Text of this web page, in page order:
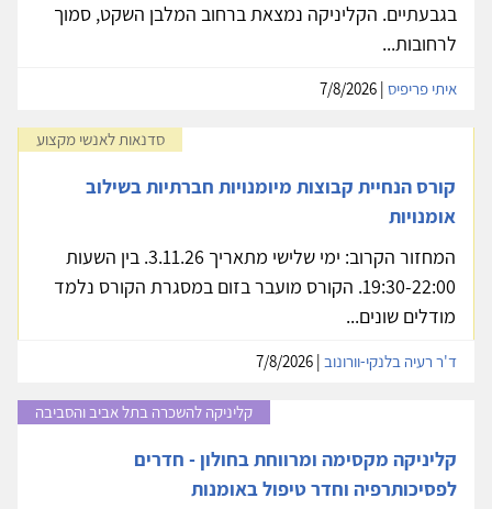
בגבעתיים. הקליניקה נמצאת ברחוב המלבן השקט, סמוך
לרחובות...
איתי פריפיס
סדנאות לאנשי מקצוע
קורס הנחיית קבוצות מיומנויות חברתיות בשילוב
אומנויות
המחזור הקרוב: ימי שלישי מתאריך 3.11.26. בין השעות
19:30-22:00. הקורס מועבר בזום במסגרת הקורס נלמד
מודלים שונים...
ד'ר רעיה בלנקי-וורונוב
קליניקה להשכרה בתל אביב והסביבה
קליניקה מקסימה ומרווחת בחולון - חדרים
לפסיכותרפיה וחדר טיפול באומנות